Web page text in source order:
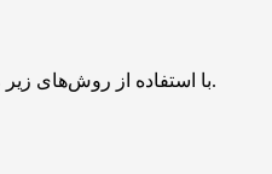
با استفاده از روش‌های زیر می‌توانید این صفحه را با دوستان خود به اشتراک بگذارید.